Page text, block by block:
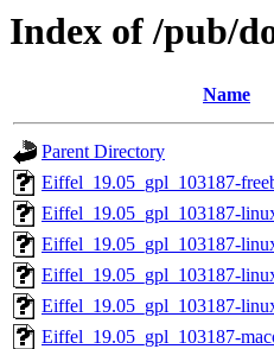
Index of /pub/
Name
Parent Directory
Eiffel_19.05_gpl_103187-
Eiffel_19.05_gpl_103187-
Eiffel_19.05_gpl_103187-
Eiffel_19.05_gpl_103187-
Eiffel_19.05_gpl_103187-
Eiffel_19.05_gpl_103187-